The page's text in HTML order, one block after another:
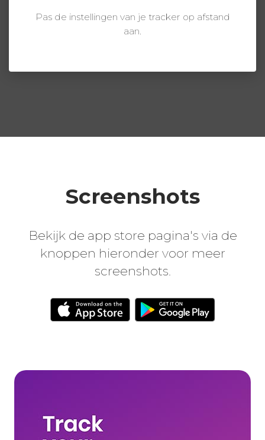
Pas de instellingen van je tracker op afstand
aan.
Screenshots
Bekijk de app store pagina's via de
knoppen hieronder voor meer
screenshots.